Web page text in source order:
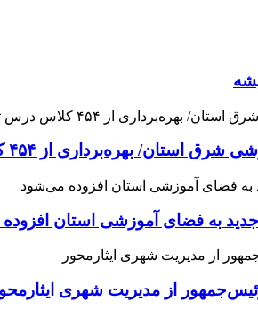
از ۴۵۴ کلاس درس تا مهرماه
از مدیریت شهری